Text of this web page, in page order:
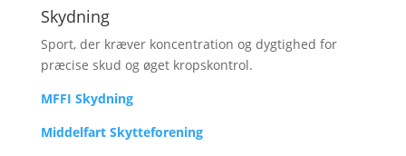
Skydning
Sport, der kræver koncentration og dygtighed for
præcise skud og øget kropskontrol.
MFFI Skydning
Middelfart Skytteforening